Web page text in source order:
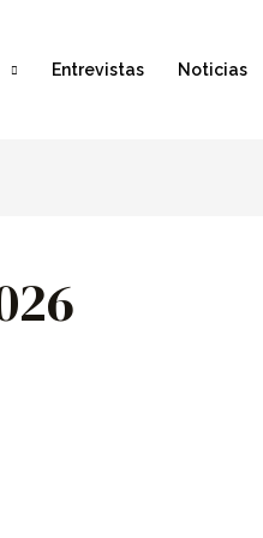
Entrevistas Noticias